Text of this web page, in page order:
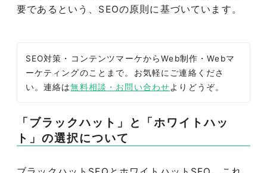
要であるという、SEOの原則に基づいています。
SEO対策・コンテンツマーケからWeb制作・Webマ
ーケティングのことまで。お気軽にご連絡くださ
い。連絡は無料相談・お問い合わせよりどうぞ。
「ブラックハット」と「ホワイトハッ
ト」の選択について